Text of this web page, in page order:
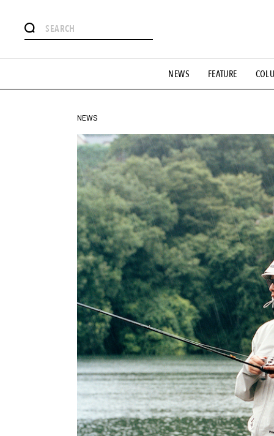
NEWS FEATURE
#憧れの逸品 #ESSENTIAL
#GH 銘品の所以 #フイナムのYouTube #Commune H
#HANDSOME HANDBOOK
NEWS